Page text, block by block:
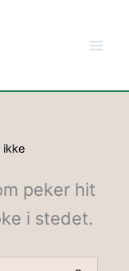
ikke
peker hit
i stedet.